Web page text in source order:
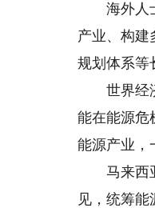
海外人士
产业、构建
规划体系等
世界经济
能在能源危
能源产业，
马来西亚
见，统筹能